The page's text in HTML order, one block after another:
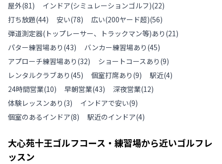
屋外(81) インドア(シミュレーションゴルフ)(22)
打ち放題(44) 安い(78) 広い(200ヤード超)(56)
弾道測定器(トップレーサー、トラックマン等)あり (21)
パター練習場あり (43) バンカー練習場あり (45)
アプローチ練習場あり (32) ショートコースあり (9)
レンタルクラブあり (45) 個室打席あり (9) 駅近(4)
24時間営業(10) 早朝営業(43) 深夜営業(12)
体験レッスンあり (3) インドアで安い(9)
個室のあるインドア(8) 駅近のインドア(4)
大心苑十王ゴルフコース・練習場から近いゴルフレ
ッスン